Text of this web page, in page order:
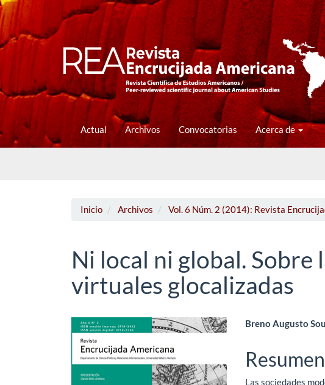
Navegación
Contenido
principal
Barra
Actual Archivos Convocatorias Acerca de
Inicio Archivos Vol. 6 Núm. 2 (2014): Revista
Ni local ni global. Sobre
virtuales glocalizadas
Barra
lateral
del
principal
del
Breno Augusto
Resumen
Las sociedades